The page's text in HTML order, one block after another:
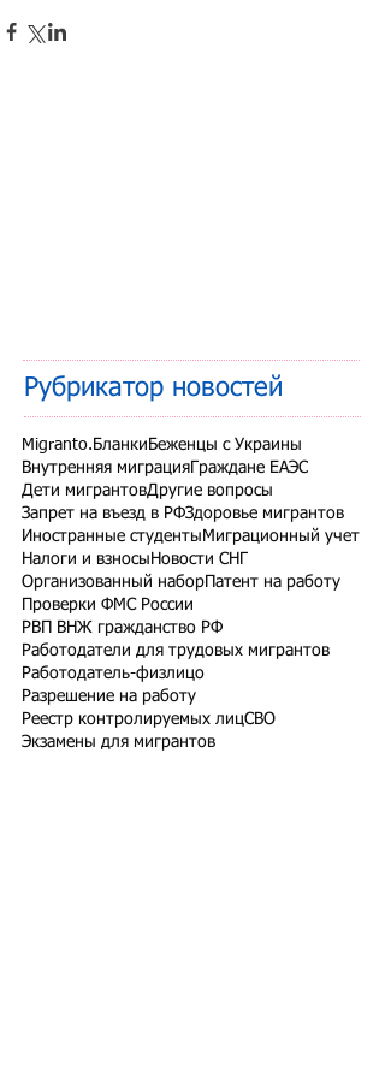
Рубрикатор новостей
Migranto.Бланки Беженцы с Украины
Внутренняя миграцияГраждане ЕАЭС
Дети мигрантовДругие вопросы
Запрет на въезд в РФЗдоровье мигрантов
Иностранные студенты Миграционный учет
Налоги и взносы Новости СНГ
Организованный наборПатент на работу
Проверки ФМС России
РВП ВНЖ гражданство РФ
Работодатели для трудовых мигрантов
Работодатель-физлицо
Разрешение на работу
Реестр контролируемых лицСВО
Экзамены для мигрантов